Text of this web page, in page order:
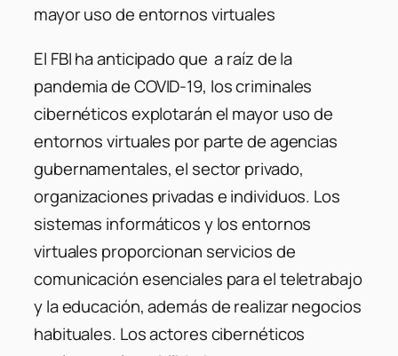
mayor uso de entornos virtuales
El FBI ha anticipado que a raíz de la
pandemia de COVID-19, los criminales
cibernéticos explotarán el mayor uso de
entornos virtuales por parte de agencias
gubernamentales, el sector privado,
organizaciones privadas e individuos. Los
sistemas informáticos y los entornos
virtuales proporcionan servicios de
comunicación esenciales para el teletrabajo
y la educación, además de realizar negocios
habituales. Los actores cibernéticos